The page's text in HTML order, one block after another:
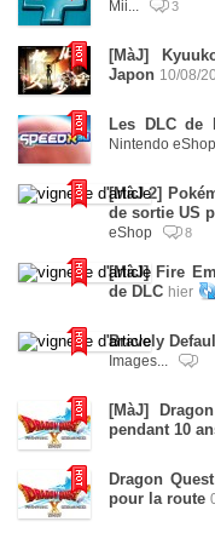
Mii...
3
[MàJ]
Japon 10/08/
Les DLC de
Nintendo eShop
[MàJ 2]
de sortie US
eShop
8
[MàJ] Fire
de DLC hier
Bravely
Images...
[MàJ]
pendant 10
Dragon
pour la route